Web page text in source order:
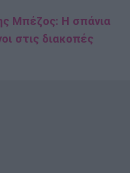
Μπέζος: Η σπάνια
στις διακοπές